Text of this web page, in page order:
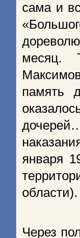
сама и
месяц.
память
января
области).
Через